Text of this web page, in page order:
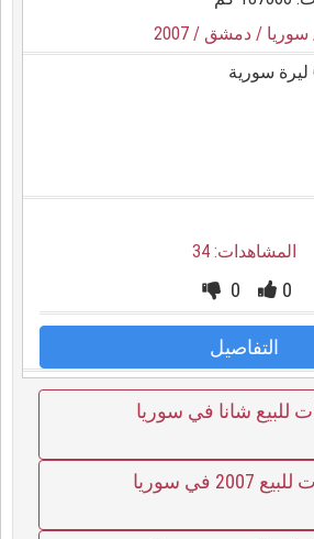
/ دمشق / 2007
المشاهدات: 34
0
0
التفاصيل
للبيع شانا في سوريا
2007 في سوريا